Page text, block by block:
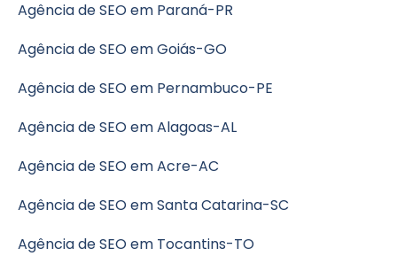
Agência de SEO em Paraná-PR
Agência de SEO em Goiás-GO
Agência de SEO em Pernambuco-PE
Agência de SEO em Alagoas-AL
Agência de SEO em Acre-AC
Agência de SEO em Santa Catarina-SC
Agência de SEO em Tocantins-TO